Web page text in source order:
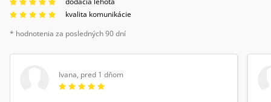
kvalita komunikácie
* hodnotenia za posledných 90 dní
Ivana, pred 1 dňom